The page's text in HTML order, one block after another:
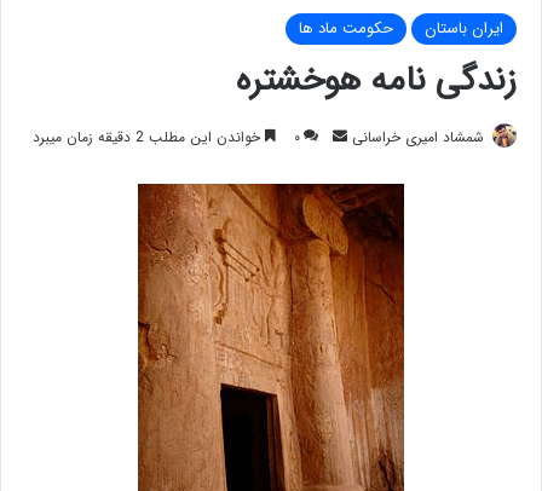
ایران باستان حکومت ماد ها
زندگی نامه هوخشتره
شمشاد امیری خراسانی
ارسال۰ خواندن این مطلب 2 دقیقه زمان میبرد